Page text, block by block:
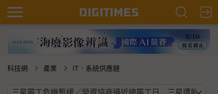
科技網 產業 IT．系統供應鏈